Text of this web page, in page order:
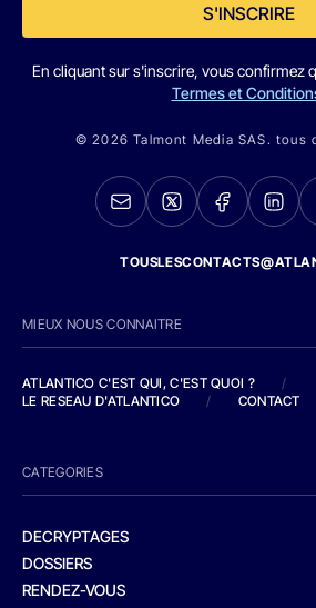
S'INSCRIRE
En cliquant sur s'inscrire, vous confirmez
Termes et
© 2026 Talmont Media SAS. tous
MIEUX NOUS CONNAITRE
ATLANTICO C'EST QUI, C'EST QUOI ?
/
LE RESEAU D'ATLANTICO
/ CONTACT
CATEGORIES
DECRYPTAGES
DOSSIERS
RENDEZ-VOUS